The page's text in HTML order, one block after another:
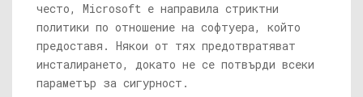
често, Microsoft е направила стриктни
политики по отношение на софтуера, който
предоставя. Някои от тях предотвратяват
инсталирането, докато не се потвърди всеки
параметър за сигурност.